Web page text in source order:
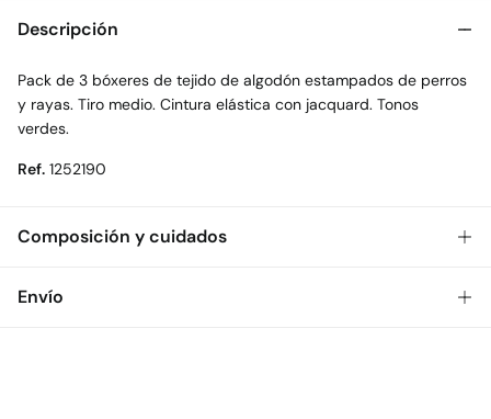
Descripción
Pack de 3 bóxeres de tejido de algodón estampados de perros
y rayas. Tiro medio. Cintura elástica con jacquard. Tonos
verdes.
Ref. 1252190
Composición y cuidados
Composición
Envío